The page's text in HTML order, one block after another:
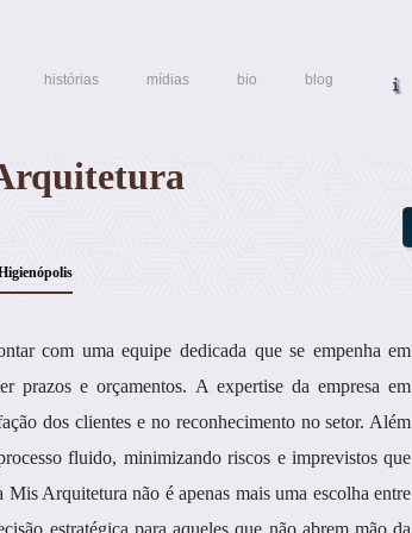
histórias mídias bio blog
com uma equipe dedicada que se empenha em
prazos e orçamentos. A expertise da empresa em
dos clientes e no reconhecimento no setor. Além
fluido, minimizando riscos e imprevistos que
Arquitetura não é apenas mais uma escolha entre
estratégica para aqueles que não abrem mão da